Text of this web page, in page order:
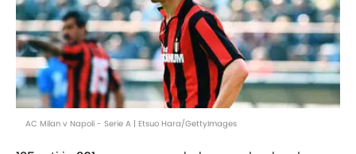
AC Milan v Napoli - Serie A | Etsuo Hara/GettyImages